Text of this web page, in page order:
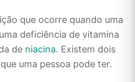
que ocorre quando uma
deficiência de vitamina
de niacina. Existem dois
uma pessoa pode ter.